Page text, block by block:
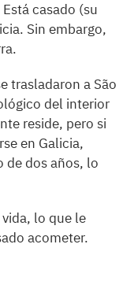
casado (su
Sin embargo,
trasladaron a São
del interior
reside, pero si
en Galicia,
de dos años, lo
lo que le
acometer.